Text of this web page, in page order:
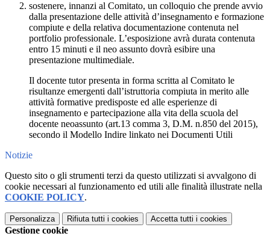
sostenere, innanzi al Comitato, un colloquio che prende avvio
dalla presentazione delle attività d’insegnamento e formazione
compiute e della relativa documentazione contenuta nel
portfolio professionale. L’esposizione avrà durata contenuta
entro 15 minuti e il neo assunto dovrà esibire una
presentazione multimediale.
Il docente tutor presenta in forma scritta al Comitato le
risultanze emergenti dall’istruttoria compiuta in merito alle
attività formative predisposte ed alle esperienze di
insegnamento e partecipazione alla vita della scuola del
docente neoassunto (art.13 comma 3, D.M. n.850 del 2015),
secondo il Modello Indire linkato nei Documenti Utili
Notizie
Questo sito o gli strumenti terzi da questo utilizzati si avvalgono di
cookie necessari al funzionamento ed utili alle finalità illustrate nella
COOKIE POLICY.
Personalizza Rifiuta tutti i cookies Accetta tutti i cookies
Gestione cookie